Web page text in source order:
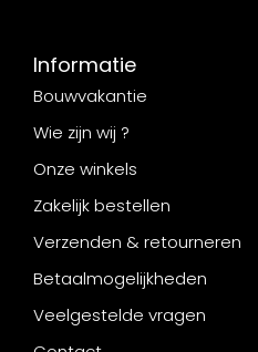
Informatie
Bouwvakantie
Wie zijn wij ?
Onze winkels
Zakelijk bestellen
Verzenden & retourneren
Betaalmogelijkheden
Veelgestelde vragen